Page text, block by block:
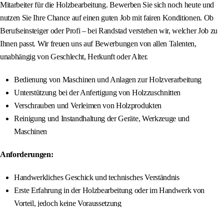
Mitarbeiter für die Holzbearbeitung. Bewerben Sie sich noch heute und
nutzen Sie Ihre Chance auf einen guten Job mit fairen Konditionen. Ob
Berufseinsteiger oder Profi – bei Randstad verstehen wir, welcher Job zu
Ihnen passt. Wir freuen uns auf Bewerbungen von allen Talenten,
unabhängig von Geschlecht, Herkunft oder Alter.
Bedienung von Maschinen und Anlagen zur Holzverarbeitung
Unterstützung bei der Anfertigung von Holzzuschnitten
Verschrauben und Verleimen von Holzprodukten
Reinigung und Instandhaltung der Geräte, Werkzeuge und
Maschinen
Anforderungen:
Handwerkliches Geschick und technisches Verständnis
Erste Erfahrung in der Holzbearbeitung oder im Handwerk von
Vorteil, jedoch keine Voraussetzung